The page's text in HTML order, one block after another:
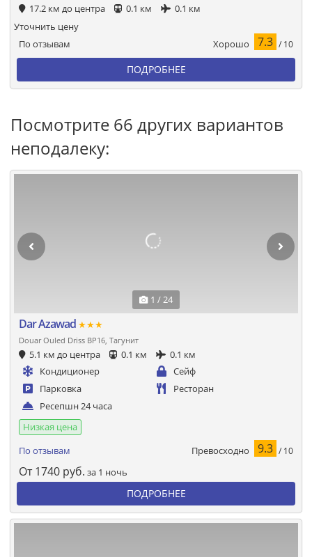
17.2 км до центра 0.1 км 0.1 км
По отзывам Хорошо 7.3 / 10
Уточнить цену
ПОДРОБНЕЕ
Посмотрите 66 других вариантов
неподалеку:
1 / 24
Dar Azawad ★★★
Douar Ouled Driss BP16, Тагунит
5.1 км до центра 0.1 км
0.1 км
Кондиционер
Сейф
Парковка
Ресторан
Ресепшн 24 часа
Низкая цена
По отзывам
Превосходно 9.3 / 10
От 1740 руб. за 1 ночь
ПОДРОБНЕЕ